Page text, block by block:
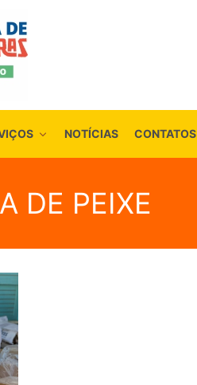
NOTÍCIAS CONTATOS
DE PEIXE